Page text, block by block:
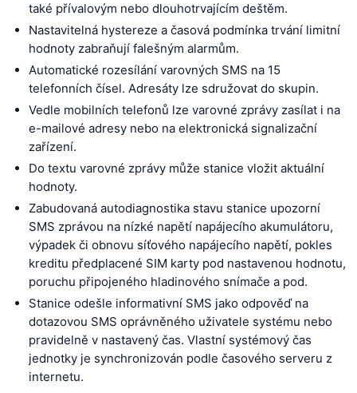
také přívalovým nebo dlouhotrvajícím deštěm.
Nastavitelná hystereze a časová podmínka trvání limitní
hodnoty zabraňují falešným alarmům.
Automatické rozesílání varovných SMS na 15
telefonních čísel. Adresáty lze sdružovat do skupin.
Vedle mobilních telefonů lze varovné zprávy zasílat i na
e-mailové adresy nebo na elektronická signalizační
zařízení.
Do textu varovné zprávy může stanice vložit aktuální
hodnoty.
Zabudovaná autodiagnostika stavu stanice upozorní
SMS zprávou na nízké napětí napájecího akumulátoru,
výpadek či obnovu síťového napájecího napětí, pokles
kreditu předplacené SIM karty pod nastavenou hodnotu,
poruchu připojeného hladinového snímače a pod.
Stanice odešle informativní SMS jako odpověď na
dotazovou SMS oprávněného uživatele systému nebo
pravidelně v nastavený čas. Vlastní systémový čas
jednotky je synchronizován podle časového serveru z
internetu.